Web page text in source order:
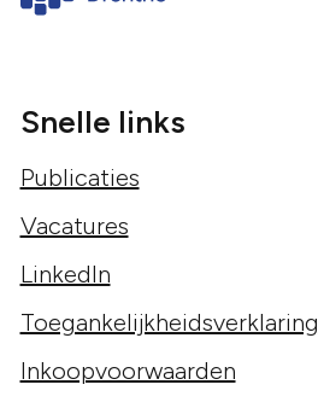
Snelle links
Publicaties
Vacatures
LinkedIn
Toegankelijkheidsverklaring
Inkoopvoorwaarden